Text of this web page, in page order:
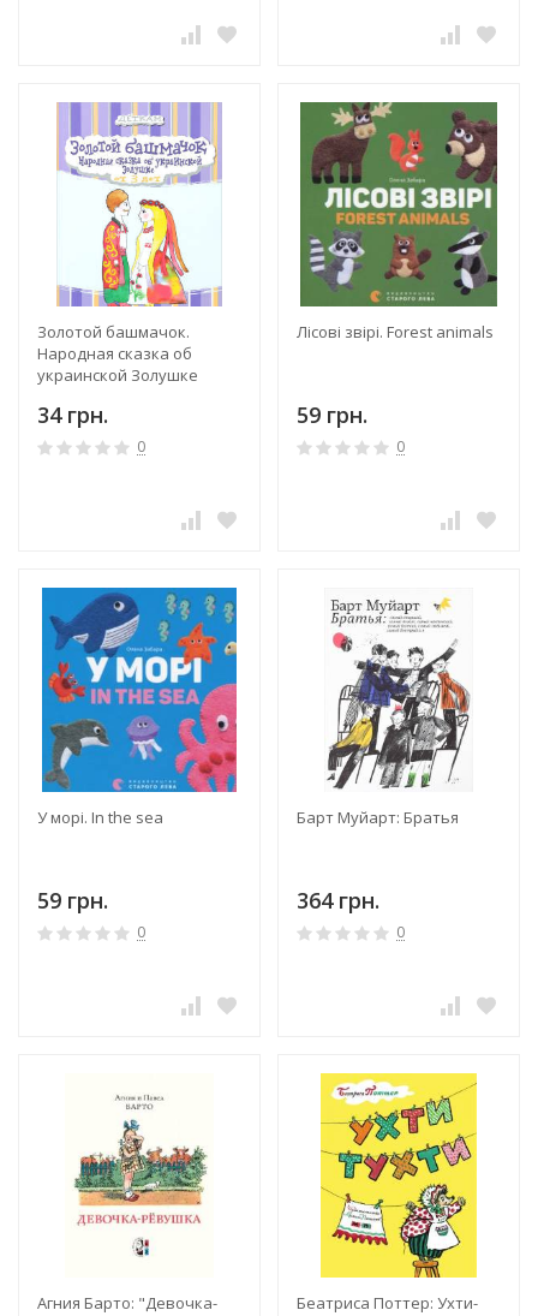
Золотой башмачок.
Народная сказка об
украинской Золушке
34 грн.
0
Лісові звірі. Forest animals
59 грн.
0
У морі. In the sea
59 грн.
0
Барт Муйарт: Братья
364 грн.
0
Агния Барто: "Девочка-
Беатриса Поттер: Ухти-